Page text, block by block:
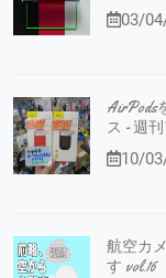
03/
AirPods
ス - 週
10/
航空カ
す